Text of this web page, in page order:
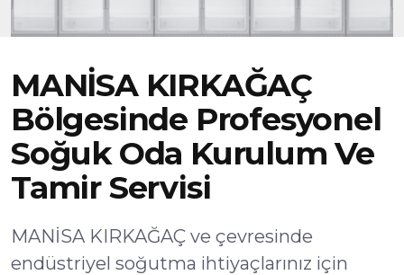
MANİSA KIRKAĞAÇ
Bölgesinde Profesyonel
Soğuk Oda Kurulum Ve
Tamir Servisi
MANİSA KIRKAĞAÇ ve çevresinde
endüstriyel soğutma ihtiyaçlarınız için